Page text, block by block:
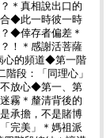
＊真相說出口的
◆此一時彼一時
◆倖存者偏差＊
！＊感謝活菩薩
心的頻道◆第一階
段：「同理心」
不放心◆第一、第
霧＊釐清背後的
承擔，不是賭博
完美」＊媽祖派